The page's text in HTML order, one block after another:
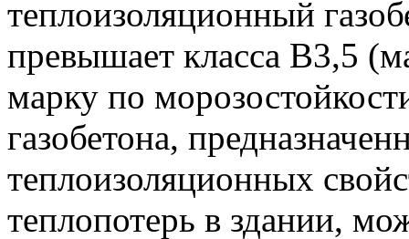
теплоизоляционный
превышает класса В3,5
марку по
газобетона,
теплоизоляционных
теплопотерь в здании,